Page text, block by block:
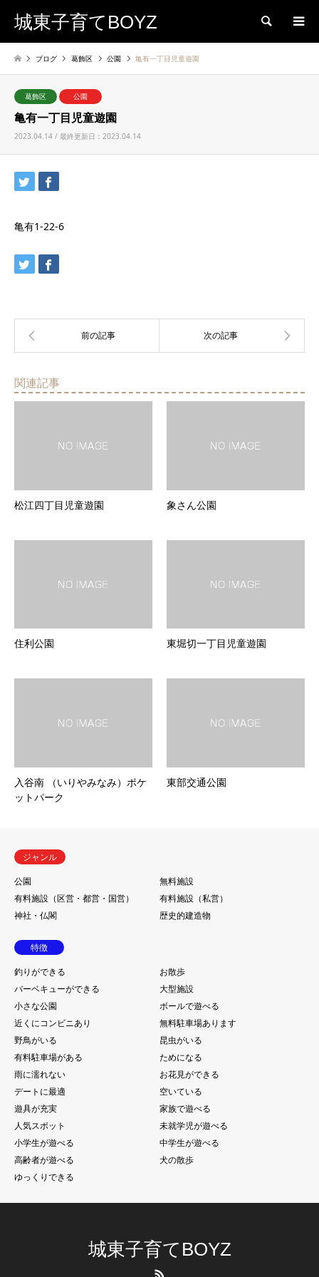
城東子育てBOYZ 検索
ブログ 葛飾区 公園 亀有一丁目児童遊園
葛飾区 公園
亀有一丁目児童遊園
2023.04.14 / 最終更新日：2023.04.14
亀有1-22-6
関連記事
松江四丁目児童遊園 象さん公園
住利公園 東堀切一丁目児童遊園
入谷南 （いりやみなみ）ポケ
ットパーク
東部交通公園
ジャンル
公園
無料施設
有料施設（区営・都営・国営）
有料施設（私営）
神社・仏閣
歴史的建造物
特徴
釣りができる
お散歩
バーベキューができる
大型施設
小さな公園
ボールで遊べる
近くにコンビニあり
無料駐車場あります
野鳥がいる
昆虫がいる
有料駐車場がある
ためになる
雨に濡れない
お花見ができる
デートに最適
空いている
遊具が充実
家族で遊べる
人気スポット
未就学児が遊べる
小学生が遊べる
中学生が遊べる
高齢者が遊べる
犬の散歩
ゆっくりできる
城東子育てBOYZ